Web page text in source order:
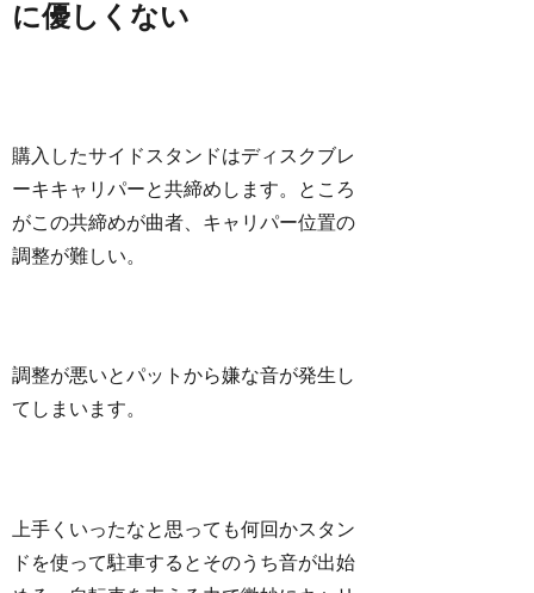
に優しくない
購入したサイドスタンドはディスクブレ
ーキキャリパーと共締めします。ところ
がこの共締めが曲者、キャリパー位置の
調整が難しい。
調整が悪いとパットから嫌な音が発生し
てしまいます。
上手くいったなと思っても何回かスタン
ドを使って駐車するとそのうち音が出始